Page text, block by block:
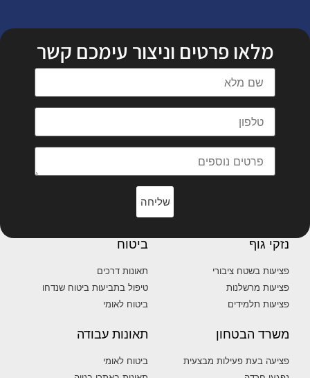
מלאו פרטים וניצור עימכם קשר
שליחה
נזקי גוף
פציעות בשטח ציבורי
פציעות מרשלנות
פציעות תלמידים
ביטוח
תאונות דרכים
טיפול בתביעות ביטוח שנדחו
ביטוח לאומי
משרד הבטחון
פציעה בעת פעילות מבצעית
תאונות עבודה
ביטוח לאומי